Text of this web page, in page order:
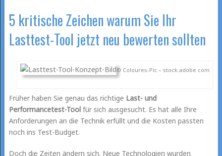
5 kritische Zeichen warum Sie Ihr
Lasttest-Tool jetzt neu bewerten sollten
© Coloures-Pic – stock.adobe.com
Früher haben Sie genau das richtige Last- und
Performancetest-Toolfür sich ausgesucht. Es hat alle Ihre
Anforderungen an die Technik erfüllt und die Kosten passten
noch ins Test-Budget.
Doch die Zeiten ändern sich. Neue Technologien wurden